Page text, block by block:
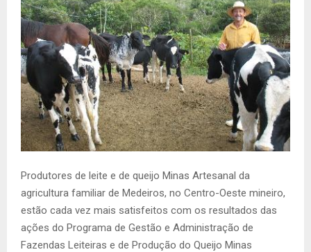
Produtores de leite e de queijo Minas Artesanal da
agricultura familiar de Medeiros, no Centro-Oeste mineiro,
estão cada vez mais satisfeitos com os resultados das
ações do Programa de Gestão e Administração de
Fazendas Leiteiras e de Produção do Queijo Minas